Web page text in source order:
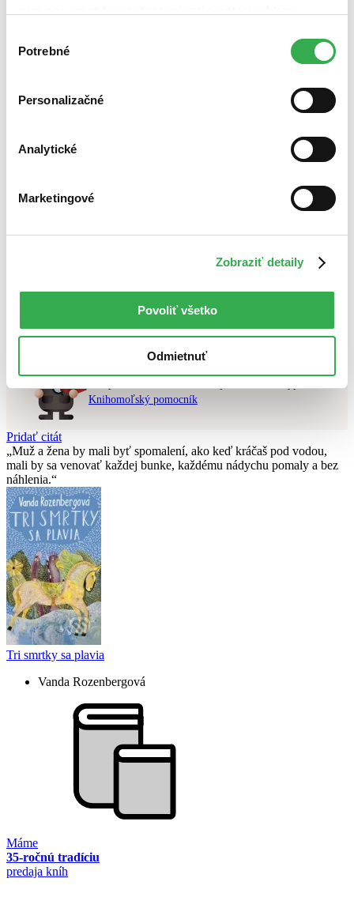
nám pomohlo, keby sme mohli používať všetky tieto
súhlasu
Potrebné
Personalizačné
Analytické
Marketingové
Zobraziť detaily
Povoliť všetko
Odmietnuť
Bestsellery
Top hodnotené
Najlacnejšie
Skúste prosím zmeniť vyhľadávaný výraz.
Knihomoľský pomocník
Pridať citát
Muž a žena by mali byť spomalení, ako keď kráčaš pod vodou,
mali by sa venovať každej bunke, každému nádychu pomaly a bez
náhlenia.
Tri smrtky sa plavia
Vanda Rozenbergová
Máme
35-ročnú tradíciu
predaja kníh